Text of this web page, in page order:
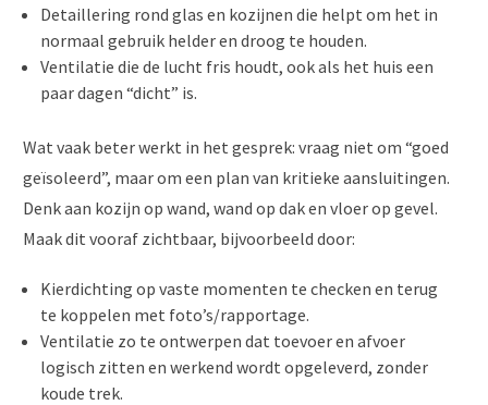
Detaillering rond glas en kozijnen die helpt om het in
normaal gebruik helder en droog te houden.
Ventilatie die de lucht fris houdt, ook als het huis een
paar dagen “dicht” is.
Wat vaak beter werkt in het gesprek: vraag niet om “goed
geïsoleerd”, maar om een plan van kritieke aansluitingen.
Denk aan kozijn op wand, wand op dak en vloer op gevel.
Maak dit vooraf zichtbaar, bijvoorbeeld door:
Kierdichting op vaste momenten te checken en terug
te koppelen met foto’s/rapportage.
Ventilatie zo te ontwerpen dat toevoer en afvoer
logisch zitten en werkend wordt opgeleverd, zonder
koude trek.